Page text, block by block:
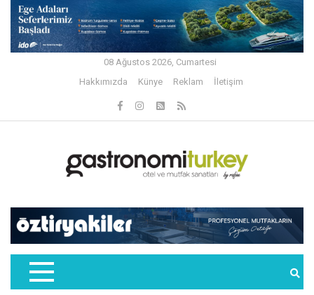
08 Ağustos 2026, Cumartesi
Hakkımızda
Künye Reklam İletişim